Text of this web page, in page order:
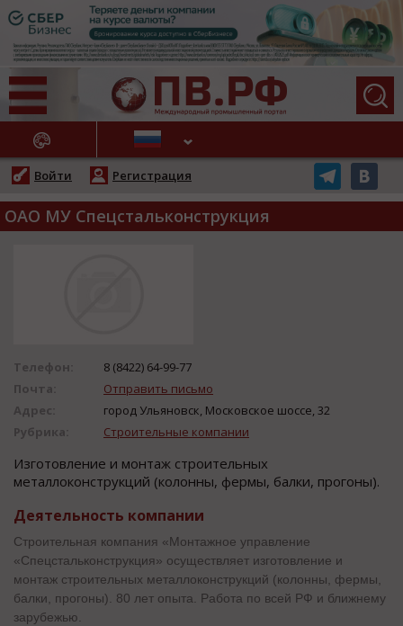
НОВОСТИ
Войти Регистрация
ОАО МУ Спецстальконструкция
Телефон:
8 (8422) 64-99-77
Почта:
Отправить письмо
Адрес:
город Ульяновск, Московское шоссе, 32
Рубрика:
Строительные компании
Изготовление и монтаж строительных
металлоконструкций (колонны, фермы, балки, прогоны).
Деятельность компании
Строительная компания «Монтажное управление
«Спецстальконструкция» осуществляет изготовление и
монтаж строительных металлоконструкций (колонны, фермы,
балки, прогоны). 80 лет опыта. Работа по всей РФ и ближнему
зарубежью.